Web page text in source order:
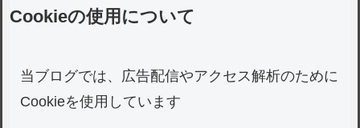
Cookieの使用について
当ブログでは、広告配信やアクセス解析のために
Cookieを使用しています